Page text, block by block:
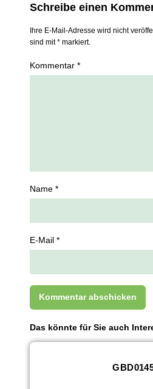
Schreibe einen
Ihre E-Mail-Adresse wird nicht
sind mit * markiert.
Kommentar *
Name *
E-Mail *
Das könnte für Sie auch